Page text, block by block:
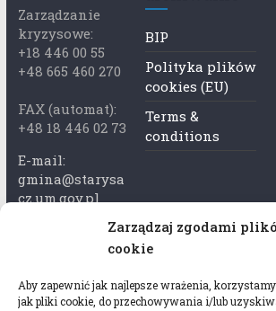
Zarządzaj zgodami
cookie
Aby zapewnić jak najlepsze wrażenia,
jak pliki cookie, do przechowywania i/lub
Zarządzanie
kryzysowe:
+18 446 00 55
+48 665 460 270
FAX (automat):
+48 18 446 02 73
E-mail:
gmina@starysa
cz.um.gov.pl
Adres skrzynki
rytka
BIP
Polityka plików
cookies (EU)
Terms &
conditions